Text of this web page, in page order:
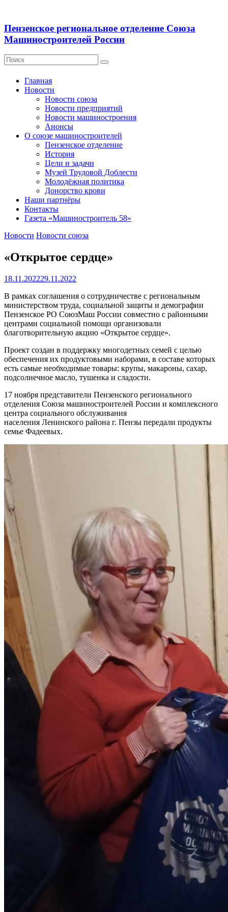
Пензенское региональное отделение Союза
Машиностроителей России
Главная
Новости
Новости союза
Новости предприятий
Новости машиностроения
Анонсы
О союзе машиностроителей
Пензенское отделение
История
Цели и задачи
Музей Трудовой Доблести
Молодёжная политика
Донорство крови
Наши партнёры
Контакты
Газета «Машиностроитель 58»
Новости Новости союза
«Открытое сердце»
18.11.202229.11.2022
В рамках соглашения о сотрудничестве с региональным
министерством труда, социальной защиты и демографии
Пензенское РО СоюзМаш России совместно с районными
центрами социальной помощи организовали
благотворительную акцию «Открытое сердце».
Проект создан в поддержку многодетных семей с целью
обеспечения их продуктовыми наборами, в составе которых
есть самые необходимые товары: крупы, макароны, сахар,
подсолнечное масло, тушенка и сладости.
17 ноября представители Пензенского регионального
отделения Союза машиностроителей России и комплексного
центра социального обслуживания
населения Ленинского района г. Пензы передали продукты
семье Фадеевых.